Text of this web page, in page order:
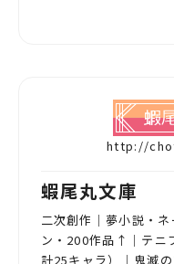
http://
蝦尾丸文庫
二次創作｜夢小説・
ン・200作品↑｜テニ
計25キャラ）｜鬼滅